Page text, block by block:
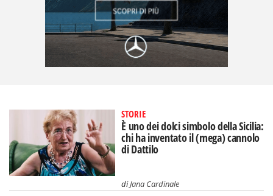
STORIE
È uno dei dolci simbolo della Sicilia:
chi ha inventato il (mega) cannolo
di Dattilo
diJana Cardinale